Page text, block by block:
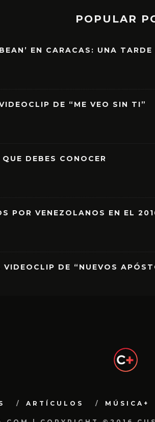
POPULAR
EN CARACAS: UNA TARDE
DE “ME VEO SIN TI”
DEBES CONOCER
POR VENEZOLANOS EN EL
VIDEOCLIP DE “NUEVOS
ARTÍCULOS MÚSICA+